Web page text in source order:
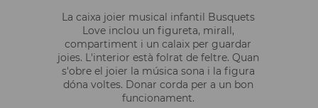
La caixa joier musical infantil Busquets
Love inclou un figureta, mirall,
compartiment i un calaix per guardar
joies. L'interior està folrat de feltre. Quan
s'obre el joier la música sona i la figura
dóna voltes. Donar corda per a un bon
funcionament.